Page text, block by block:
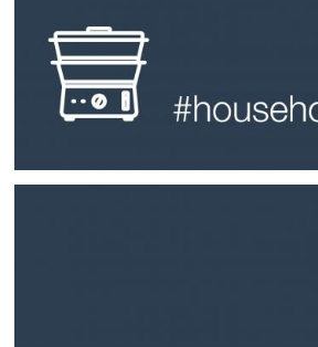
Wir entwickeln maßgeschneiderte
und Dekorelementen. Unsere
täglichen Einsatz bei Haushaltsgeräten, da
hochbeanspruchbar und hygienisch sind.